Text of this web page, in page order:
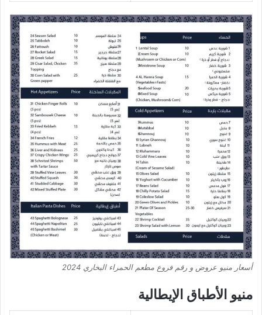
أسعار منيو عروض و رقم فروع مطعم الحمراء البخاري 2024
منيو الأطباق الإيطالية